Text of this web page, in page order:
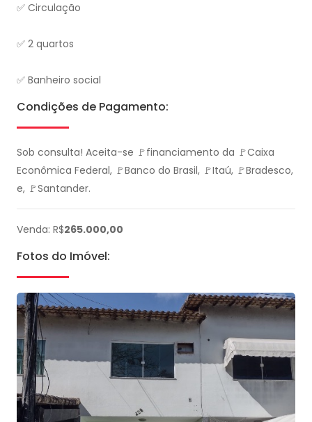
✅ Circulação
✅ 2 quartos
✅ Banheiro social
Condições de Pagamento:
Sob consulta! Aceita-se 🚩financiamento da 🚩Caixa
Econômica Federal, 🚩Banco do Brasil, 🚩Itaú, 🚩Bradesco,
e, 🚩Santander.
Venda: R$265.000,00
Fotos do Imóvel: